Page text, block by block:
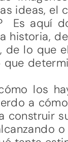
ideas, el
Es aquí
lo que
los
a
construir